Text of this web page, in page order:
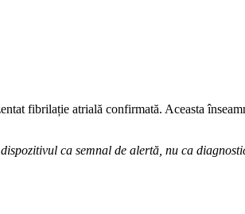
fibrilație atrială confirmată. Aceasta
ca semnal de alertă, nu ca